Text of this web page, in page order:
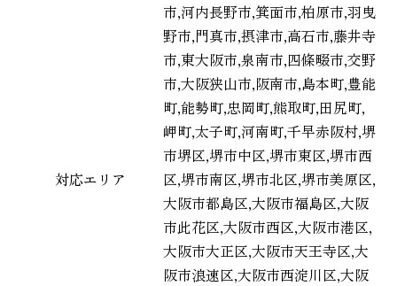
対応エリア
市,河内長野市,箕面市,柏原市,羽曳
野市,門真市,摂津市,高石市,藤井寺
市,東大阪市,泉南市,四條畷市,交野
市,大阪狭山市,阪南市,島本町,豊能
町,能勢町,忠岡町,熊取町,田尻町,
岬町,太子町,河南町,千早赤阪村,堺
市堺区,堺市中区,堺市東区,堺市西
区,堺市南区,堺市北区,堺市美原区,
大阪市都島区,大阪市福島区,大阪
市此花区,大阪市西区,大阪市港区,
大阪市大正区,大阪市天王寺区,大
阪市浪速区,大阪市西淀川区,大阪